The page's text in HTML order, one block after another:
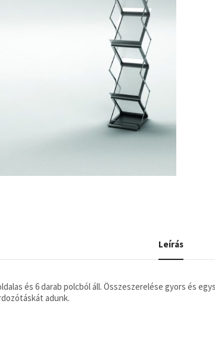
Leírás
és 6 darab polcból áll. Összeszerelése gyors és
adunk.